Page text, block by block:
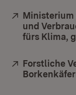
Extern:
Ministerium
und
fürs Klima,
Extern:
Forstliche